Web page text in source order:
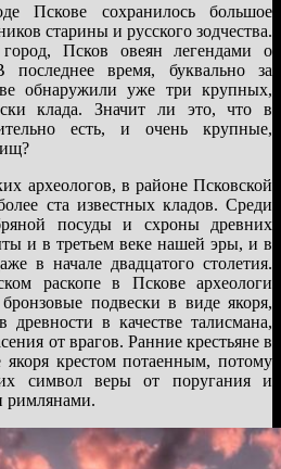
Пскове сохранилось большое
старины и русского зодчества.
Псков овеян легендами о
последнее время, буквально за
обнаружили уже три крупных,
клада. Значит ли это, что в
есть, и очень крупные,
археологов, в районе Псковской
ста известных кладов. Среди
посуды и схроны древних
и в третьем веке нашей эры, и в
в начале двадцатого столетия.
раскопе в Пскове археологи
подвески в виде якоря,
древности в качестве талисмана,
от врагов. Ранние крестьяне в
якоря крестом потаенным, потому
символ веры от поругания и
римлянами.